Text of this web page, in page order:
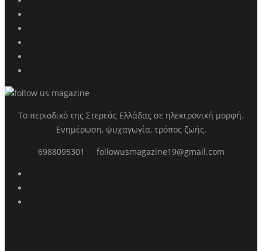
Το περιοδικό της Στερεάς Ελλάδας σε ηλεκτρονική μορφή.
Ενημέρωση, ψυχαγωγία, τρόπος ζωής.
6988095301 followusmagazine19@gmail.com